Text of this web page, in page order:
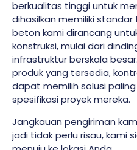
berkualitas tinggi untuk
dihasilkan memiliki
beton kami dirancang
konstruksi, mulai dari
infrastruktur berskala
produk yang tersedia,
dapat memilih solusi
spesifikasi proyek mereka.
Jangkauan pengiriman kami
jadi tidak perlu risau, kami